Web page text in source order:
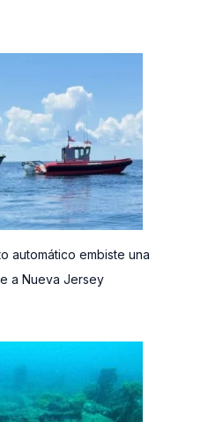
automático embiste una
a Nueva Jersey